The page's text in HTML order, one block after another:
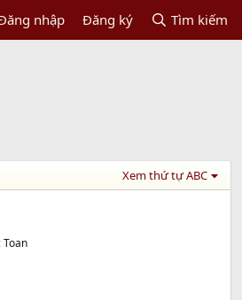
nhập Đăng ký Tìm kiếm
Xem thứ tự ABC
Toan